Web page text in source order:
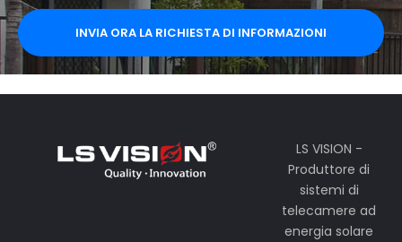
INVIA ORA LA RICHIESTA DI INFORMAZIONI
LS VISION -
Produttore di
sistemi di
telecamere ad
energia solare